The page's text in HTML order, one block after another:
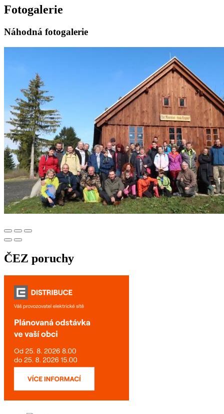
Fotogalerie
Náhodná fotogalerie
ČEZ poruchy